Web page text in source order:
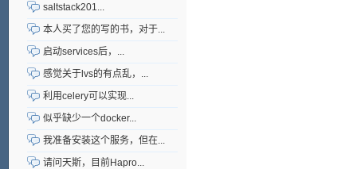
saltstack201...
本人买了您的写的书，对于...
启动services后，...
感觉关于lvs的有点乱，...
利用celery可以实现...
似乎缺少一个docker...
我准备安装这个服务，但在...
请问天斯，目前Hapro...